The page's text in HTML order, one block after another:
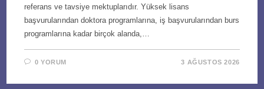
referans ve tavsiye mektuplarıdır. Yüksek lisans
başvurularından doktora programlarına, iş başvurularından burs
programlarına kadar birçok alanda,…
0 YORUM 3 AĞUSTOS 2026